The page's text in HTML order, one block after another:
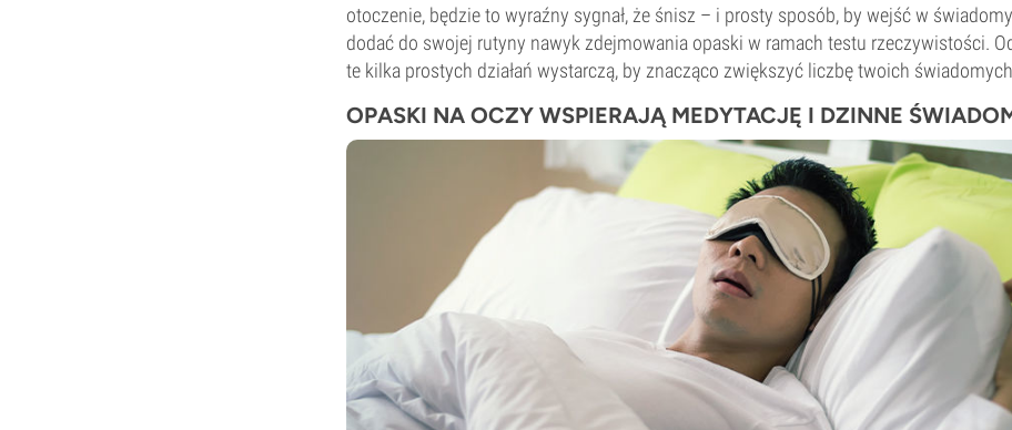
otoczenie, będzie to wyraźny sygnał, że śnisz – i prosty sposób, by wejść w
dodać do swojej rutyny nawyk zdejmowania opaski w ramach testu rzeczywistości.
te kilka prostych działań wystarczą, by znacząco zwiększyć liczbę twoich
OPASKI NA OCZY WSPIERAJĄ MEDYTACJĘ I DZINNE